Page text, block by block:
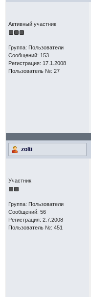
Активный участник
Группа: Пользователи
Сообщений: 153
Регистрация: 17.1.2008
Пользователь №: 27
zolti
Участник
Группа: Пользователи
Сообщений: 56
Регистрация: 2.7.2008
Пользователь №: 451